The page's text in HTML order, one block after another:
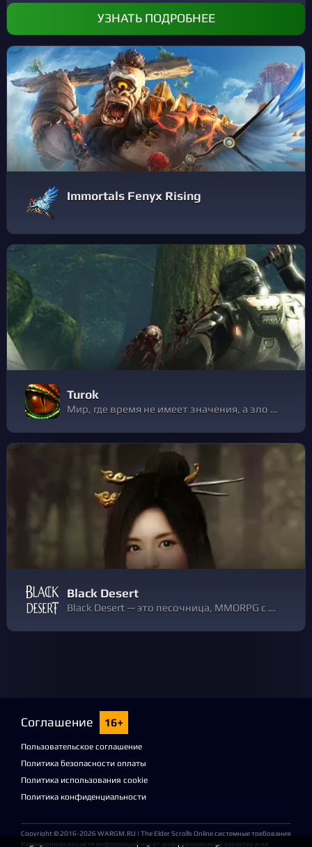
УЗНАТЬ ПОДРОБНЕЕ
Immortals Fenyx Rising
Turok
Мир, где время не имеет значения, а зло не знает границ. Вырванный из давно ушедшего мира, путешествующий во времени воин Турок оказался на дикой земле, раздираемой конфликтами.
Black Desert
Black Desert — это песочница, MMORPG с живым миром. Участвуйте в динамичных, насыщенных действиями боях, охотьтесь на монстров и огромных боссов, сражайтесь с друзьями в гильдии, чтобы осадить узлы и завоевать замки, тренируйте свои жизненные навыки.
Соглашение 16+
Пользовательское соглашение
Политика безопасности оплаты
Политика использования cookie
Политика конфиденциальности
Copyright © 2016-2026 WARGM.RU | The Elder Scrolls Online системные требования
Размещенная на сайте информация носит информационный характер и не